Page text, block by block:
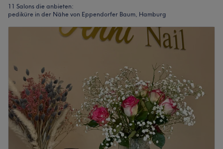
11 Salons die anbieten:
pediküre in der Nähe von Eppendorfer Baum, Hamburg